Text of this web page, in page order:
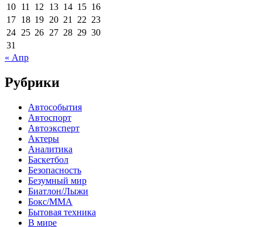
10 11 12 13 14 15 16
17 18 19 20 21 22 23
24 25 26 27 28 29 30
31
« Апр
Рубрики
Автособытия
Автоспорт
Автоэксперт
Актеры
Аналитика
Баскетбол
Безопасность
Безумный мир
Биатлон/Лыжи
Бокс/MMA
Бытовая техника
В мире